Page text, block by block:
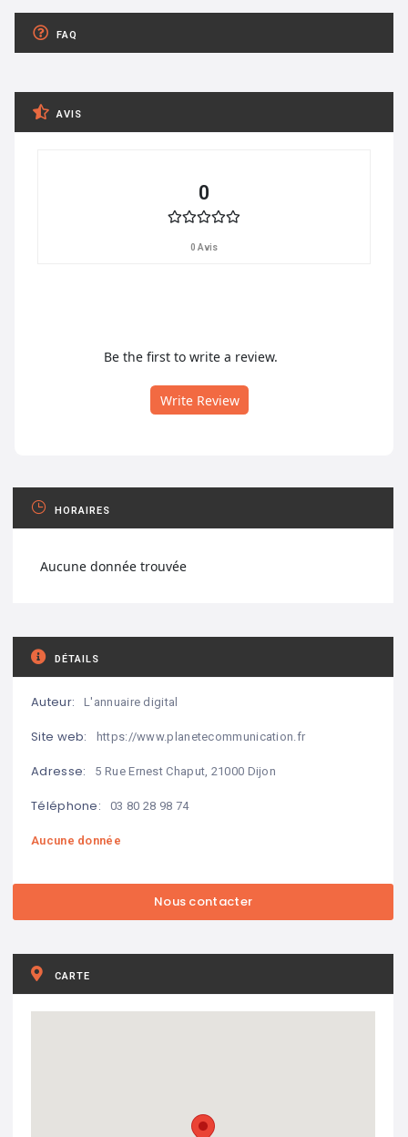
FAQ
AVIS
0
0 Avis
Be the first to write a review.
Write Review
HORAIRES
Aucune donnée trouvée
DÉTAILS
Auteur: L'annuaire digital
Site web: https://www.planetecommunication.fr
Adresse: 5 Rue Ernest Chaput, 21000 Dijon
Téléphone: 03 80 28 98 74
Aucune donnée
CARTE